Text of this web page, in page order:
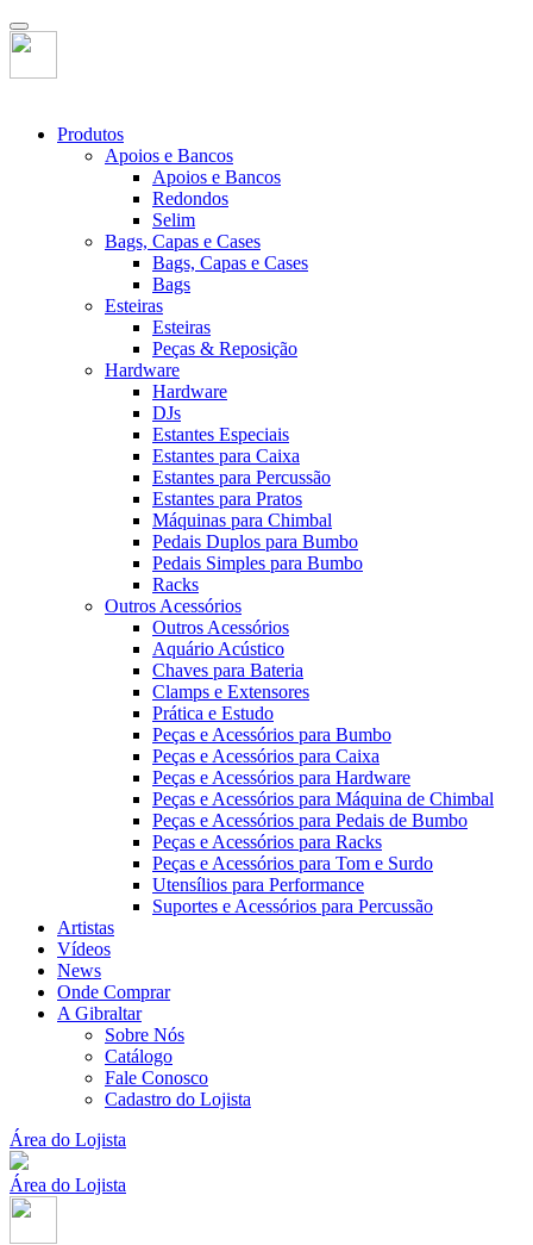
Produtos
Apoios e Bancos
Apoios e Bancos
Redondos
Selim
Bags, Capas e Cases
Bags, Capas e Cases
Bags
Esteiras
Esteiras
Peças & Reposição
Hardware
Hardware
DJs
Estantes Especiais
Estantes para Caixa
Estantes para Percussão
Estantes para Pratos
Máquinas para Chimbal
Pedais Duplos para Bumbo
Pedais Simples para Bumbo
Racks
Outros Acessórios
Outros Acessórios
Aquário Acústico
Chaves para Bateria
Clamps e Extensores
Prática e Estudo
Peças e Acessórios para Bumbo
Peças e Acessórios para Caixa
Peças e Acessórios para Hardware
Peças e Acessórios para Máquina de Chimbal
Peças e Acessórios para Pedais de Bumbo
Peças e Acessórios para Racks
Peças e Acessórios para Tom e Surdo
Utensílios para Performance
Suportes e Acessórios para Percussão
Artistas
Vídeos
News
Onde Comprar
A Gibraltar
Sobre Nós
Catálogo
Fale Conosco
Cadastro do Lojista
Área do Lojista
Área do Lojista